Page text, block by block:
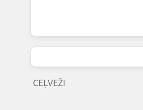
CEĻVEŽI